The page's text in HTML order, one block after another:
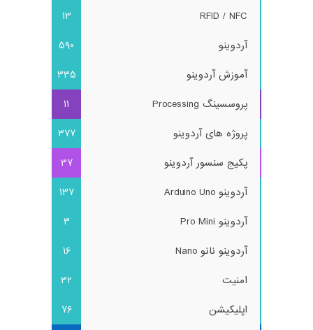
RFID / NFC
13
آردوینو
590
آموزش آردوینو
335
پروسسینگ Processing
11
پروژه های آردوینو
377
پکیج سنسور آردوینو
37
آردوینو Arduino Uno
137
آردوینو Pro Mini
3
آردوینو نانو Nano
16
امنیت
32
اپلیکیشن
76